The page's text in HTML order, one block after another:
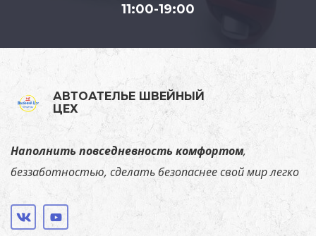
11:00-19:00
АВТОАТЕЛЬЕ ШВЕЙНЫЙ
ЦЕХ
Наполнить повседневность комфортом,
беззаботностью, сделать безопаснее свой мир легко